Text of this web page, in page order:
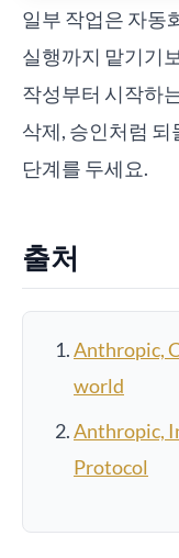
일부 작업은 자동
실행까지 맡기기
작성부터 시작하
삭제, 승인처럼
단계를 두세요.
출처
Anthropic,
world
Anthropic,
Protocol